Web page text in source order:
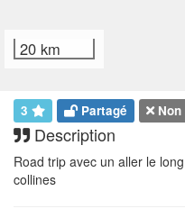
20 km
3 Partagé Non
Description
Road trip avec un aller le
collines